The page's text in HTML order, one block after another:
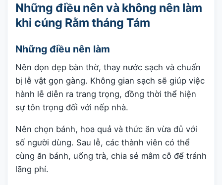
Những điều nên và không nên làm
khi cúng Rằm tháng Tám
Những điều nên làm
Nên dọn dẹp bàn thờ, thay nước sạch và chuẩn
bị lễ vật gọn gàng. Không gian sạch sẽ giúp việc
hành lễ diễn ra trang trọng, đồng thời thể hiện
sự tôn trọng đối với nếp nhà.
Nên chọn bánh, hoa quả và thức ăn vừa đủ với
số người dùng. Sau lễ, các thành viên có thể
cùng ăn bánh, uống trà, chia sẻ mâm cỗ để tránh
lãng phí.